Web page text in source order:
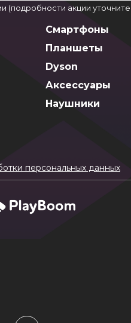
(подробности акции
Смартфоны
Планшеты
Dyson
Аксессуары
Наушники
персональных данных